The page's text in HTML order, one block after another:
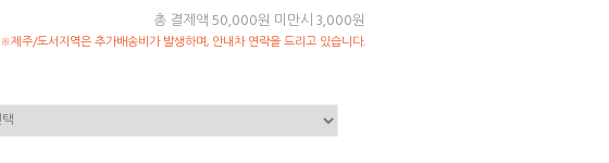
총 결제액 50,000원 미만시 3,000원
※제주/도서지역은 추가배송비가 발생하며, 안내차 연락을 드리고 있습니다.